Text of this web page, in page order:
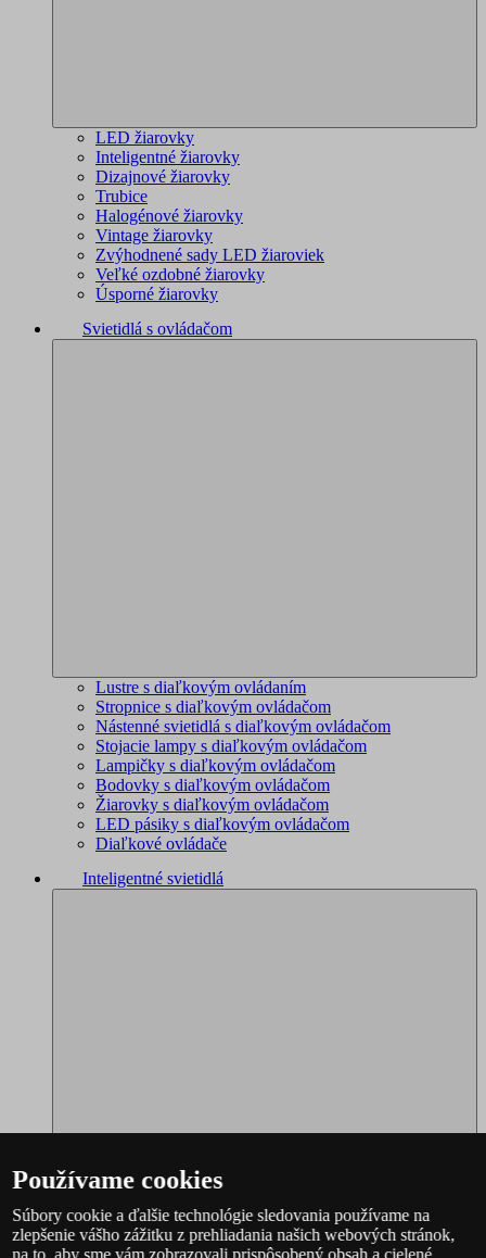
LED žiarovky
Inteligentné žiarovky
Dizajnové žiarovky
Trubice
Halogénové žiarovky
Vintage žiarovky
Zvýhodnené sady LED žiaroviek
Veľké ozdobné žiarovky
Úsporné žiarovky
Svietidlá s ovládačom
Lustre s diaľkovým ovládaním
Stropnice s diaľkovým ovládačom
Nástenné svietidlá s diaľkovým ovládačom
Stojacie lampy s diaľkovým ovládačom
Lampičky s diaľkovým ovládačom
Bodovky s diaľkovým ovládačom
Žiarovky s diaľkovým ovládačom
LED pásiky s diaľkovým ovládačom
Diaľkové ovládače
Inteligentné svietidlá
Philips Hue – kompletný sortiment
Používame cookies
Súbory cookie a ďalšie technológie sledovania používame na
zlepšenie vášho zážitku z prehliadania našich webových stránok,
na to, aby sme vám zobrazovali prispôsobený obsah a cielené